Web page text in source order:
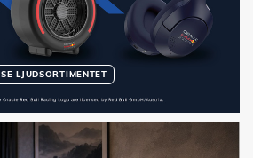
SE LJUDSORTIMENTET